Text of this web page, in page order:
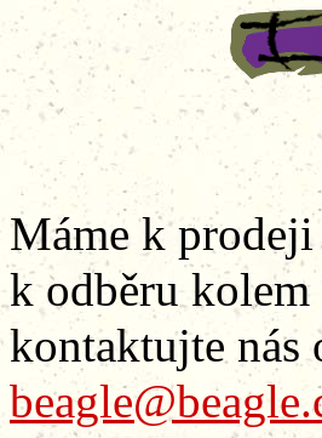
Máme k
k odběru
kontaktujte nás